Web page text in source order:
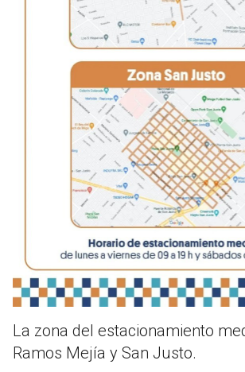
La zona del estacionamiento
Ramos Mejía y San Justo.